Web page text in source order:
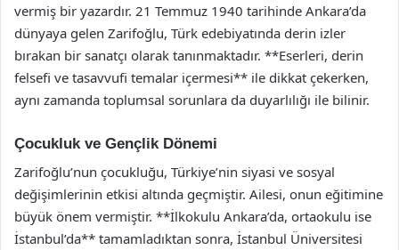
vermiş bir yazardır. 21 Temmuz 1940 tarihinde Ankara’da
dünyaya gelen Zarifoğlu, Türk edebiyatında derin izler
bırakan bir sanatçı olarak tanınmaktadır. **Eserleri, derin
felsefi ve tasavvufi temalar içermesi** ile dikkat çekerken,
aynı zamanda toplumsal sorunlara da duyarlılığı ile bilinir.
Çocukluk ve Gençlik Dönemi
Zarifoğlu’nun çocukluğu, Türkiye’nin siyasi ve sosyal
değişimlerinin etkisi altında geçmiştir. Ailesi, onun eğitimine
büyük önem vermiştir. **İlkokulu Ankara’da, ortaokulu ise
İstanbul’da** tamamladıktan sonra, İstanbul Üniversitesi